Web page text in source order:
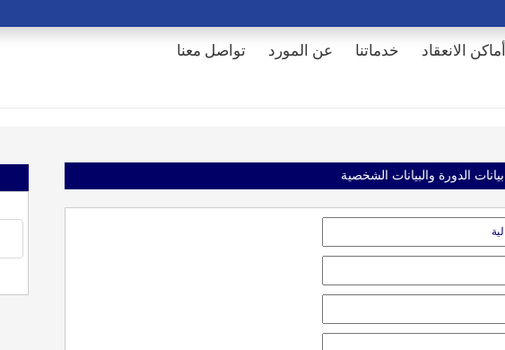
تواصل معنا عن المورد خدماتنا أماكن الانعقاد
بيانات الدورة والبيانات الشخصية